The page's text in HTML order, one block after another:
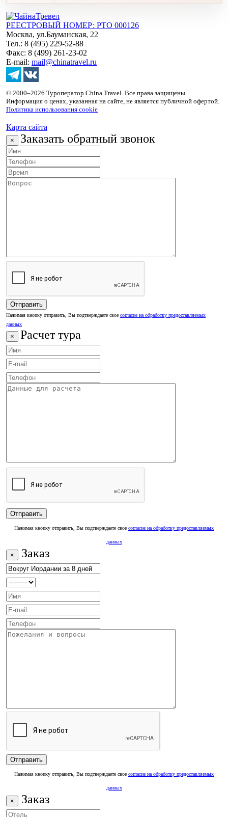
РЕЕСТРОВЫЙ НОМЕР: РТО 000126
Москва, ул.Бауманская, 22
Тел.: 8 (495) 229-52-88
Факс: 8 (499) 261-23-02
E-mail: mail@chinatravel.ru
© 2000–2026 Туроператор China Travel. Все права защищены.
Информация о ценах, указанная на сайте, не является публичной офертой.
Политика использования cookie
Карта сайта
× Заказать обратный звонок
Нажимая кнопку отправить, Вы подтверждаете свое согласие на обработку предоставляемых
данных
× Расчет тура
Нажимая кнопку отправить, Вы подтверждаете свое согласие на обработку предоставляемых
данных
× Заказ
Нажимая кнопку отправить, Вы подтверждаете свое согласие на обработку предоставляемых
данных
× Заказ